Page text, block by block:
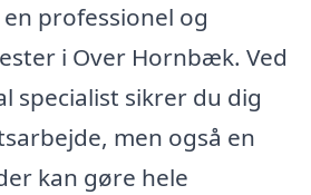
professionel og
i Over Hornbæk. Ved
specialist sikrer du dig
men også en
kan gøre hele